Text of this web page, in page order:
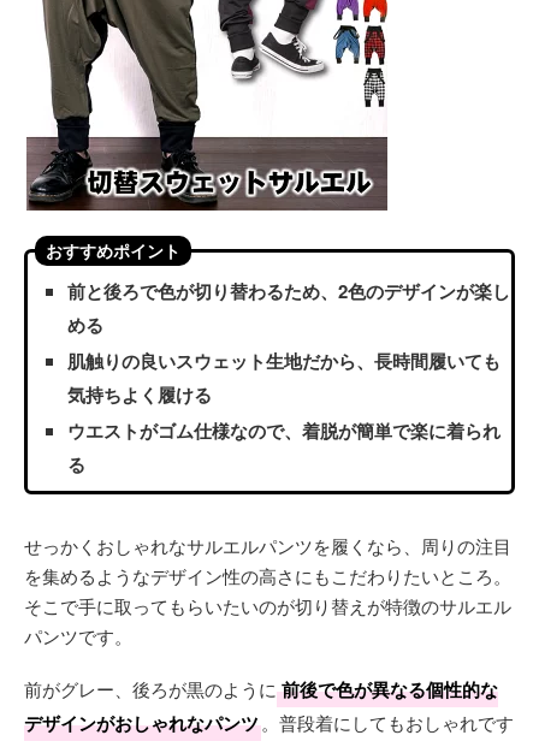
おすすめポイント
前と後ろで色が切り替わるため、2色のデザインが楽し
める
肌触りの良いスウェット生地だから、長時間履いても
気持ちよく履ける
ウエストがゴム仕様なので、着脱が簡単で楽に着られ
る
せっかくおしゃれなサルエルパンツを履くなら、周りの注目
を集めるようなデザイン性の高さにもこだわりたいところ。
そこで手に取ってもらいたいのが切り替えが特徴のサルエル
パンツです。
前がグレー、後ろが黒のように 前後で色が異なる個性的な
デザインがおしゃれなパンツ。普段着にしてもおしゃれです